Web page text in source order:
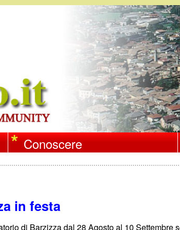
Salta
al
contenuto
principale
Conoscere
in festa
di Barzizza dal 28 Agosto al 10 Settembre